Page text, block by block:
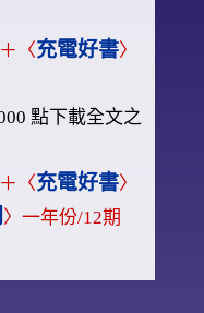
〈充電好書〉
點下載全文之
〈充電好書〉
〉一年份/12期